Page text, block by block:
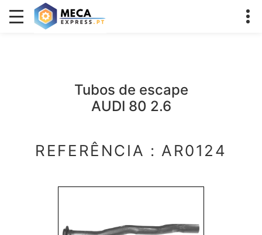
Tubos de escape
AUDI 80 2.6
REFERÊNCIA : AR0124